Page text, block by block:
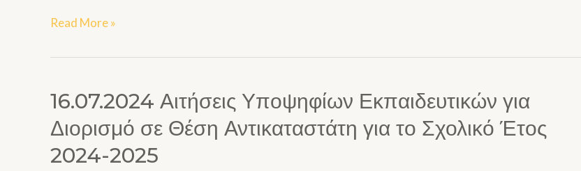
Read More »
16.07.2024 Αιτήσεις Υποψηφίων Εκπαιδευτικών για
Διορισμό σε Θέση Αντικαταστάτη για το Σχολικό Έτος
2024-2025